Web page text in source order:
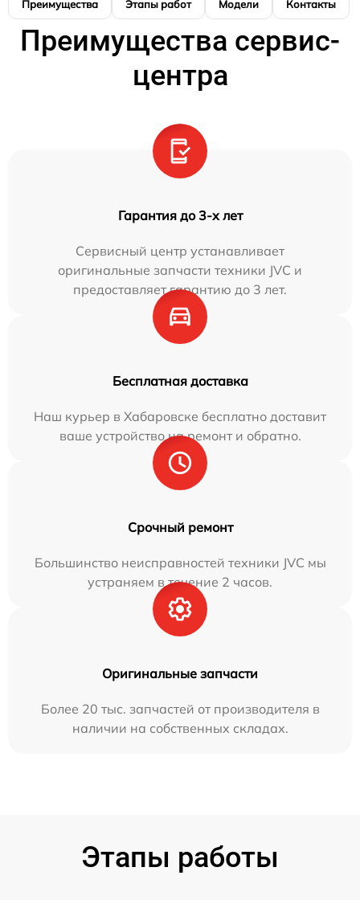
Преимущества Этапы работ Модели Контакты
Преимущества сервис-
центра
Гарантия до 3-х лет
Сервисный центр устанавливает
оригинальные запчасти техники JVC и
предоставляет гарантию до 3 лет.
Бесплатная доставка
Наш курьер в Хабаровске бесплатно доставит
ваше устройство на ремонт и обратно.
Срочный ремонт
Большинство неисправностей техники JVC мы
устраняем в течение 2 часов.
Оригинальные запчасти
Более 20 тыс. запчастей от производителя в
наличии на собственных складах.
Этапы работы